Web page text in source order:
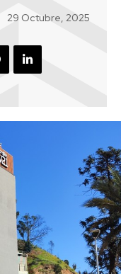
29 Octubre, 2025